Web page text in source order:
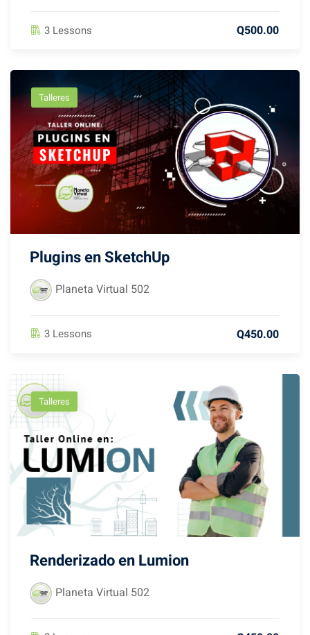
3 Lessons Q500.00
Talleres
Plugins en SketchUp
Planeta Virtual 502
3 Lessons Q450.00
Talleres
Renderizado en Lumion
Planeta Virtual 502